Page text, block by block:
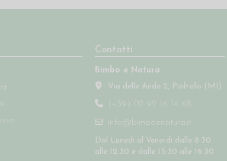
Contatti
Bimbo e Natura
Via delle Ande 2, Pioltello (MI)
(+39) 02 92 16 14 68
info@bimboenatura.it
Dal Lunedì al Venerdì dalle 8:30
alle 12:30 e dalle 13:30 alle 16:30